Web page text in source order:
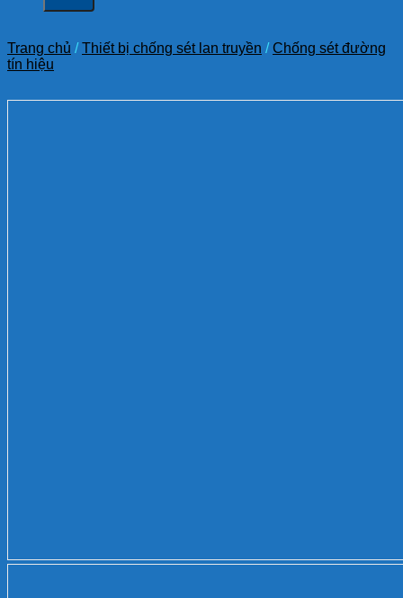
Trang chủ / Thiết bị chống sét lan truyền / Chống sét đường
tín hiệu